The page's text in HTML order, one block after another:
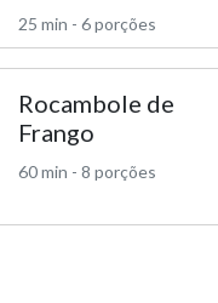
25 min - 6 porções
Rocambole de
Frango
60 min - 8 porções